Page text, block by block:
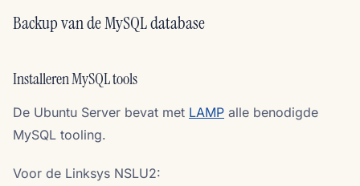
Backup van de MySQL database
Installeren MySQL tools
De Ubuntu Server bevat met LAMP alle benodigde
MySQL tooling.
Voor de Linksys NSLU2: